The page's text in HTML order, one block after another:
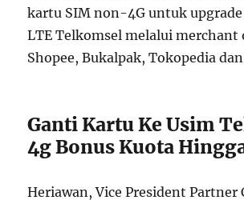
kartu SIM non-4G untuk
LTE Telkomsel melalui
Shopee, Bukalpak, Tokopedia dan
Ganti Kartu Ke Usim
4g Bonus Kuota
Heriawan, Vice President Partner